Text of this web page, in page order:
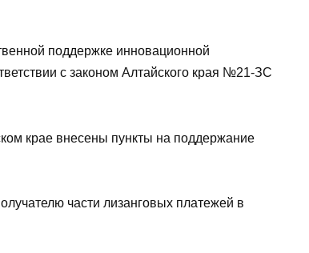
поддержке инновационной
с законом Алтайского края №21-ЗС
крае внесены пункты на поддержание
части лизанговых платежей в